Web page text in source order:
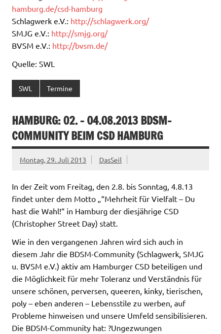
hamburg.de/csd-hamburg
Schlagwerk e.V.: http://schlagwerk.org/
SMJG e.V.: http://smjg.org/
BVSM e.V.: http://bvsm.de/
Quelle: SWL
SWL Termine
HAMBURG: 02. – 04.08.2013 BDSM-
COMMUNITY BEIM CSD HAMBURG
Montag, 29. Juli 2013 DasSeil
In der Zeit vom Freitag, den 2.8. bis Sonntag, 4.8.13
findet unter dem Motto „“Mehrheit für Vielfalt – Du
hast die Wahl!“ in Hamburg der diesjährige CSD
(Christopher Street Day) statt.
Wie in den vergangenen Jahren wird sich auch in
diesem Jahr die BDSM-Community (Schlagwerk, SMJG
u. BVSM e.V.) aktiv am Hamburger CSD beteiligen und
die Möglichkeit für mehr Toleranz und Verständnis für
unsere schönen, perversen, queeren, kinky, tierischen,
poly – eben anderen – Lebensstile zu werben, auf
Probleme hinweisen und unsere Umfeld sensibilisieren.
Die BDSM-Community hat: ?Ungezwungen